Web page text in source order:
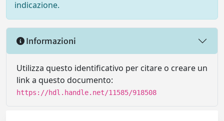
indicazione.
Informazioni
Utilizza questo identificativo per citare o creare un
link a questo documento:
https://hdl.handle.net/11585/918508